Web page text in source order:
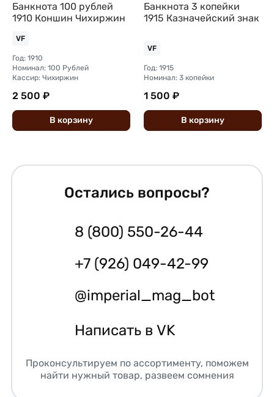
Банкнота 100 рублей
1910 Коншин Чихиржин
VF
Год: 1910
Номинал: 100 Рублей
Кассир: Чихиржин
2 500 ₽
В корзину
Банкнота 3 копейки
1915 Казначейский знак
VF
Год: 1915
Номинал: 3 копейки
1 500 ₽
В корзину
Остались вопросы?
8 (800) 550-26-44
+7 (926) 049-42-99
@imperial_mag_bot
Написать в VK
Проконсультируем по ассортименту, поможем
найти нужный товар, развеем сомнения